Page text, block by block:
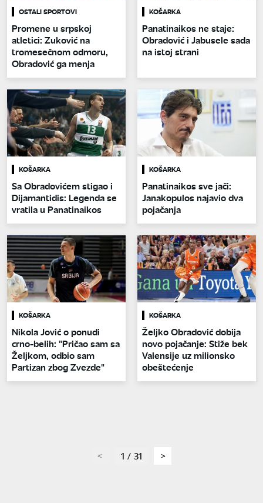
OSTALI SPORTOVI
Promene u srpskoj
atletici: Zuković na
tromesečnom odmoru,
Obradović ga menja
KOŠARKA
Panatinaikos ne staje:
Obradović i Jabusele sada
na istoj strani
KOŠARKA
Sa Obradovićem stigao i
Dijamantidis: Legenda se
vratila u Panatinaikos
KOŠARKA
Panatinaikos sve jači:
Janakopulos najavio dva
pojačanja
KOŠARKA
Nikola Jović o ponudi
crno-belih: "Pričao sam sa
Željkom, odbio sam
Partizan zbog Zvezde"
KOŠARKA
Željko Obradović dobija
novo pojačanje: Stiže bek
Valensije uz milionsko
obeštećenje
page1 / 31 page